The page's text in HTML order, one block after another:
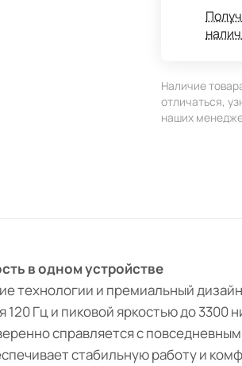
Наличие
отличаться,
наших
в одном устройстве
технологии и премиальный
Гц и пиковой яркостью до 3300
справляется с
стабильную работу и